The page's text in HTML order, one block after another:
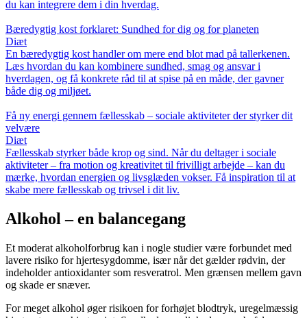
du kan integrere dem i din hverdag.
Bæredygtig kost forklaret: Sundhed for dig og for planeten
Diæt
En bæredygtig kost handler om mere end blot mad på tallerkenen.
Læs hvordan du kan kombinere sundhed, smag og ansvar i
hverdagen, og få konkrete råd til at spise på en måde, der gavner
både dig og miljøet.
Få ny energi gennem fællesskab – sociale aktiviteter der styrker dit
velvære
Diæt
Fællesskab styrker både krop og sind. Når du deltager i sociale
aktiviteter – fra motion og kreativitet til frivilligt arbejde – kan du
mærke, hvordan energien og livsglæden vokser. Få inspiration til at
skabe mere fællesskab og trivsel i dit liv.
Alkohol – en balancegang
Et moderat alkoholforbrug kan i nogle studier være forbundet med
lavere risiko for hjertesygdomme, især når det gælder rødvin, der
indeholder antioxidanter som resveratrol. Men grænsen mellem gavn
og skade er snæver.
For meget alkohol øger risikoen for forhøjet blodtryk, uregelmæssig